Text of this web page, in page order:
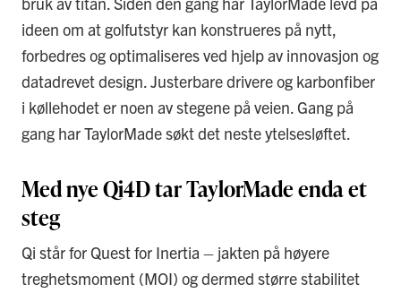
ideen om at golfutstyr kan konstrueres på nytt,
forbedres og optimaliseres ved hjelp av innovasjon og
datadrevet design. Justerbare drivere og karbonfiber
i køllehodet er noen av stegene på veien. Gang på
gang har TaylorMade søkt det neste ytelsesløftet.
Med nye Qi4D tar TaylorMade enda et
steg
Qi står for Quest for Inertia – jakten på høyere
treghetsmoment (MOI) og dermed større stabilitet